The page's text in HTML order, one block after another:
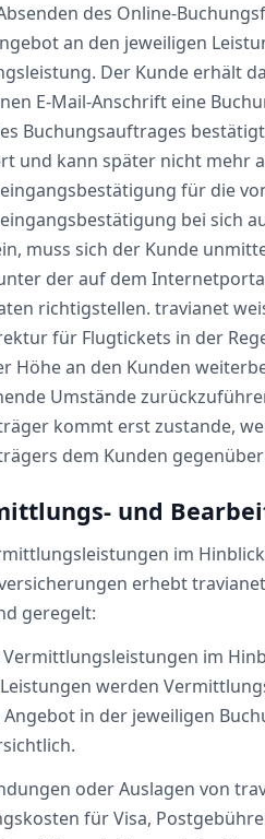
des Online-
an den jeweiligen
Der Kunde erhält
E-Mail-Anschrift eine
Buchungsauftrages
und kann später nicht mehr
für die
bei sich
muss sich der Kunde
der auf dem
richtigstellen. travianet
für Flugtickets in der
Höhe an den Kunden
Umstände
kommt erst zustande,
dem Kunden
und
im
erhebt
geregelt:
Vermittlungsleistungen im
werden
in der jeweiligen
oder Auslagen von
für Visa,